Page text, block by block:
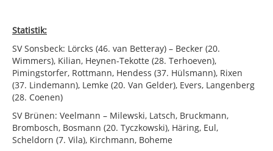
Statistik:
SV Sonsbeck: Lörcks (46. van Betteray) – Becker (20.
Wimmers), Kilian, Heynen-Tekotte (28. Terhoeven),
Pimingstorfer, Rottmann, Hendess (37. Hülsmann), Rixen
(37. Lindemann), Lemke (20. Van Gelder), Evers, Langenberg
(28. Coenen)
SV Brünen: Veelmann – Milewski, Latsch, Bruckmann,
Brombosch, Bosmann (20. Tyczkowski), Häring, Eul,
Scheldorn (7. Vila), Kirchmann, Boheme